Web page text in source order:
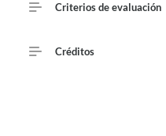
Criterios de evaluación
Créditos